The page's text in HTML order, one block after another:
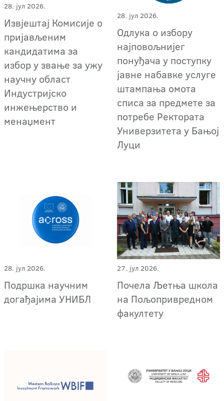
28. јул 2026.
Извјештај Комисије о
пријављеним
кандидатима за
избор у звање за ужу
научну област
Индустријско
инжењерство и
менаџмент
28. јул 2026.
Одлука о избору
најповољнијег
понуђача у поступку
јавне набавке услуге
штампања омота
списа за предмете за
потребе Ректората
Универзитета у Бањој
Луци
28. јул 2026.
Подршка научним
догађајима УНИБЛ
27. јул 2026.
Почела Љетња школа
на Пољопривредном
факултету